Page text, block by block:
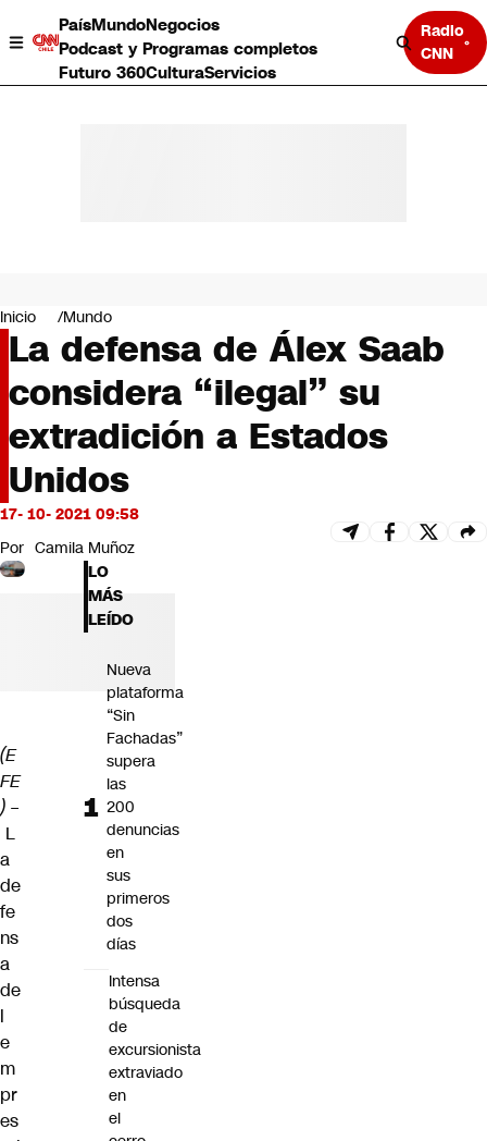
PaísMundoNegocios
Podcast y Programas completos
Futuro 360CulturaServicios
Radio
CNN
Negocios
Deportes
Programas completos
Cultura
Servicios
Bits
CNN tiempo
Futuro 360
Inicio Mundo
La defensa de Álex Saab
considera “ilegal” su
extradición a Estados
Unidos
17- 10- 2021 09:58
Por Camila Muñoz
(E
FE
) –
L
a
de
fe
ns
a
de
l
e
m
pr
es
LO
MÁS
LEÍDO
Nueva
plataforma
“Sin
Fachadas”
supera
las
200
denuncias
en
sus
primeros
dos
días
Intensa
búsqueda
de
excursionista
extraviado
en
el